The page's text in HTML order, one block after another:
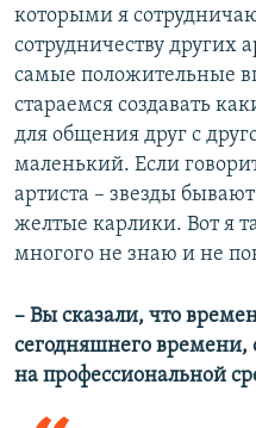
которыми я
сотрудничеству других
самые положительные
стараемся создавать
для общения друг с
маленький. Если
артиста – звезды
желтые карлики. Вот я
многого не знаю и не
– ​Вы сказали, что
сегодняшнего времени,
на профессиональной